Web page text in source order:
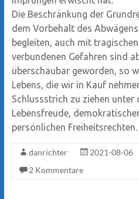
Die Beschränkung der
dem Vorbehalt des
begleiten, auch mit
verbundenen Gefahren sind
überschaubar geworden, so
Lebens, die wir in Kauf
Schlussstrich zu ziehen unter
Lebensfreude,
persönlichen Freiheitsrechten.
danrichter 2021-08-06
2 Kommentare